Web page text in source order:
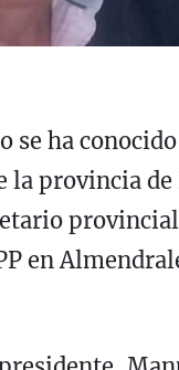
se ha
provincia de
en